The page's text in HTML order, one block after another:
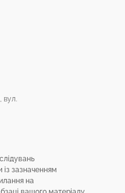
зазначенням
на
вул.